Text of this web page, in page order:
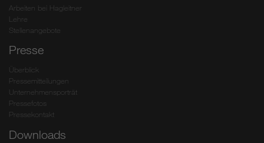
Arbeiten bei Hagleitner
Lehre
Stellenangebote
Presse
Überblick
Pressemitteilungen
Unternehmensporträt
Pressefotos
Pressekontakt
Downloads